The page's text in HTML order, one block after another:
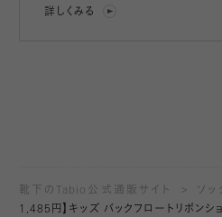
詳しくみる
靴下のTabio公式通販サイト ソッ
1,485円】キッズ バックフロートリボン